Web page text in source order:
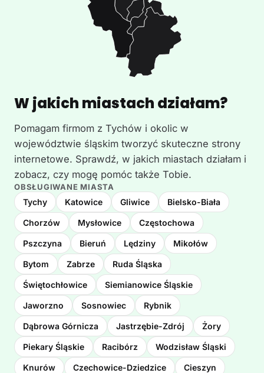
W jakich miastach działam?
Pomagam firmom z Tychów i okolic w
województwie śląskim tworzyć skuteczne strony
internetowe. Sprawdź, w jakich miastach działam i
zobacz, czy mogę pomóc także Tobie.
OBSŁUGIWANE MIASTA
Tychy Katowice Gliwice Bielsko-Biała
Chorzów Mysłowice Częstochowa
Pszczyna Bieruń Lędziny Mikołów
Bytom Zabrze Ruda Śląska
Świętochłowice Siemianowice Śląskie
Jaworzno Sosnowiec Rybnik
Dąbrowa Górnicza Jastrzębie-Zdrój Żory
Piekary Śląskie Racibórz Wodzisław Śląski
Knurów Czechowice-Dziedzice Cieszyn